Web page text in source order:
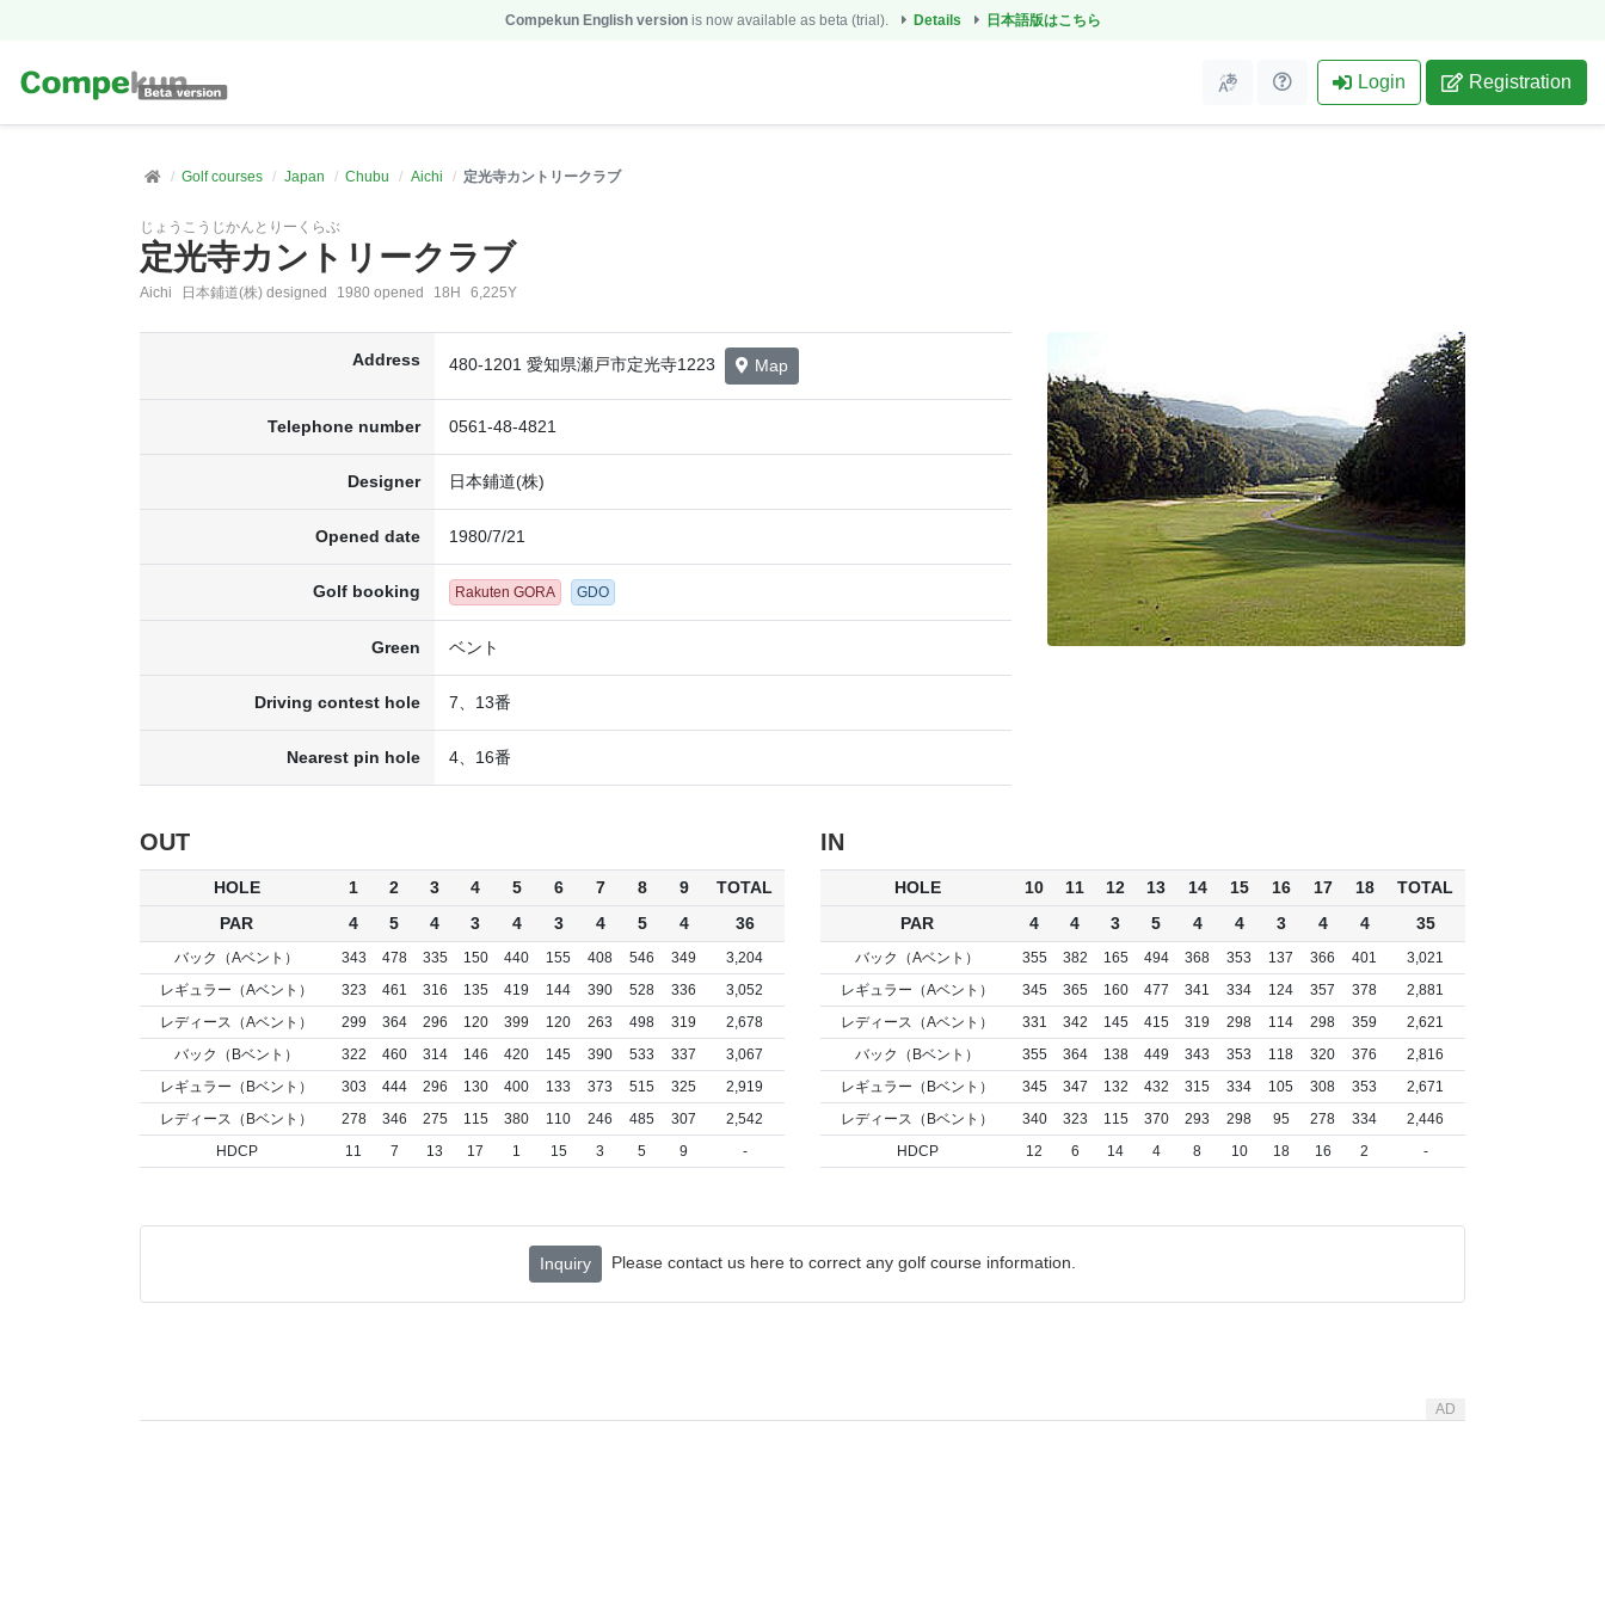
Compekun English versionis now available as beta (trial). Details 日本語版はこちら
Login Registration
Golf courses Japan Chubu Aichi 定光寺カントリークラブ
じょうこうじかんとりーくらぶ
定光寺カントリークラブ
Aichi 日本鋪道(株) designed 1980 opened 18H 6,225Y
Address 480-1201 愛知県瀬戸市定光寺1223 Map
Telephone number 0561-48-4821
Designer 日本鋪道(株)
Opened date 1980/7/21
Golf booking Rakuten GORA GDO
Green ベント
Driving contest hole 7、13番
Nearest pin hole 4、16番
OUT
HOLE 1 2 3 4 5 6 7 8 9
TOTAL
PAR
4 5 4 3 4 3 4 5 4 36
バック（Aベント） 343 478 335 150 440 155 408 546 349
3,204
レギュラー（Aベント）
323 461 316 135 419 144 390 528 336
3,052
レディース（Aベント）
299 364 296 120 399 120 263 498 319
2,678
バック（Bベント）
322 460 314 146 420 145 390 533 337
3,067
レギュラー（Bベント）
303 444 296 130 400 133 373 515 325
2,919
レディース（Bベント）
278 346 275 115 380 110 246 485 307
2,542
HDCP
11 7 13 17 1 15 3 5 9 -
IN
HOLE 10 11 12 13 14 15 16 17 18
TOTAL
PAR
4 4 3 5 4 4 3 4 4 35
バック（Aベント） 355 382 165 494 368 353 137 366 401
3,021
レギュラー（Aベント）
345 365 160 477 341 334 124 357 378
2,881
レディース（Aベント）
331 342 145 415 319 298 114 298 359
2,621
バック（Bベント）
355 364 138 449 343 353 118 320 376
2,816
レギュラー（Bベント）
345 347 132 432 315 334 105 308 353
2,671
レディース（Bベント）
340 323 115 370 293 298 95 278 334
2,446
HDCP
12 6 14 4 8 10 18 16 2 -
Inquiry Please contact us here to correct any golf course information.
AD